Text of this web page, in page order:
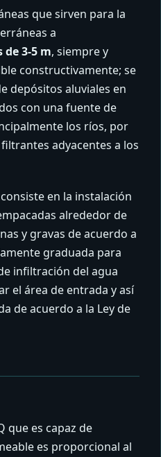
que sirven para la
a
3-5 m, siempre y
constructivamente; se
depósitos aluviales en
con una fuente de
los ríos, por
adyacentes a los
en la instalación
alrededor de
y gravas de acuerdo a
graduada para
infiltración del agua
el área de entrada y así
de acuerdo a la Ley de
que es capaz de
es proporcional al